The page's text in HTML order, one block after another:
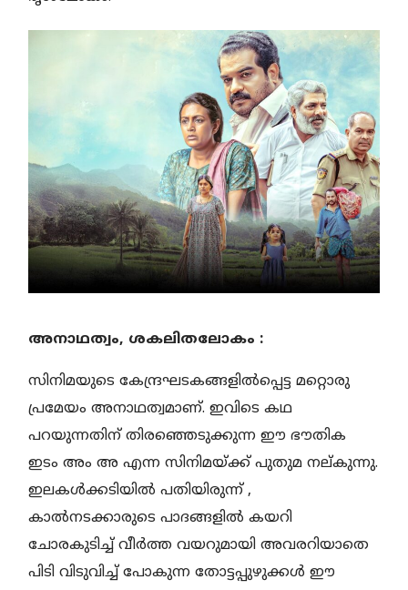
അനാഥത്വം, ശകലിതലോകം :
സിനിമയുടെ കേന്ദ്രഘടകങ്ങളിൽപ്പെട്ട മറ്റൊരു
പ്രമേയം അനാഥത്വമാണ്. ഇവിടെ കഥ
പറയുന്നതിന് തിരഞ്ഞെടുക്കുന്ന ഈ ഭൗതിക
ഇടം അം അ എന്ന സിനിമയ്ക്ക് പുതുമ നല്കുന്നു.
ഇലകൾക്കടിയിൽ പതിയിരുന്ന് ,
കാൽനടക്കാരുടെ പാദങ്ങളിൽ കയറി
ചോരകുടിച്ച് വീർത്ത വയറുമായി അവരറിയാതെ
പിടി വിടുവിച്ച് പോകുന്ന തോട്ടപ്പുഴുക്കൾ ഈ